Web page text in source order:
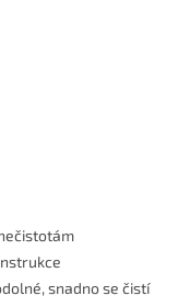
snadno se čistí